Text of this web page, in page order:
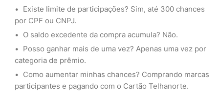
Existe limite de participações? Sim, até 300 chances
por CPF ou CNPJ.
O saldo excedente da compra acumula? Não.
Posso ganhar mais de uma vez? Apenas uma vez por
categoria de prêmio.
Como aumentar minhas chances? Comprando marcas
participantes e pagando com o Cartão Telhanorte.